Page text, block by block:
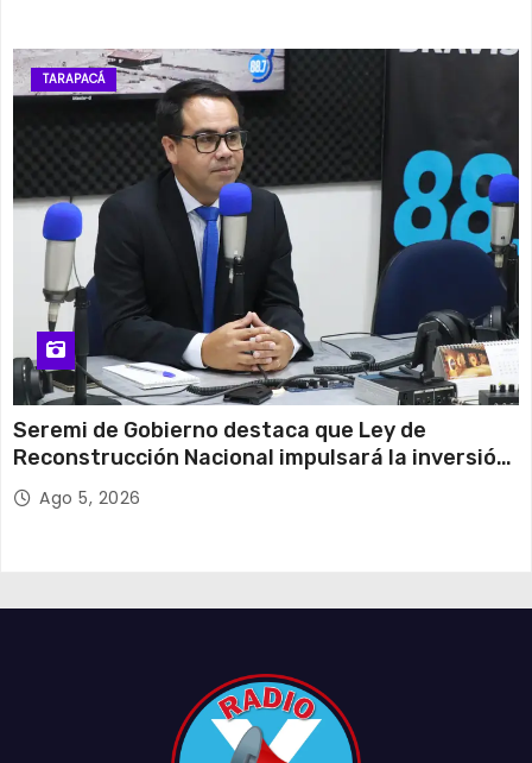
TARAPACÁ
Seremi de Gobierno destaca que Ley de
Reconstrucción Nacional impulsará la inversión
y el empleo en Tarapacá
Ago 5, 2026